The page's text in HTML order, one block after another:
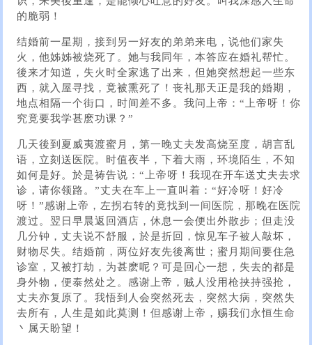
的脆弱！
结婚前一星期，接到另一好友的弟弟来电，说他们家失
火，他姊姊被烧死了。她与我同年，本答应在婚礼帮忙。
後来才知道，失火时全家逃了出来，但她突然想起一些东
西，就入屋寻找，竟被熏死了！丧礼那天正是我的婚期，
地点相隔一个街口，时间差不多。我问上帝：“上帝呀！你
究竟要我学甚麽功课？”
几天後到夏威夷渡蜜月，第一晚丈夫发高烧至度，胡言乱
语，立刻送医院。时值夜半，下着大雨，环境陌生，不知
如何是好。於是祷告说：“上帝呀！我现在开车送丈夫去求
诊，请你领路。”丈夫在车上一直叫着：“好冷呀！好冷
呀！”感谢上帝，左拐右转的竟找到一间医院，那晚在医院
渡过。翌日早晨返回酒店，休息一会便出外散步；但走没
几分钟，丈夫说不舒服，於是折回，惊见车子被人敲坏，
财物尽失。结婚前，两位好友先後离世；蜜月期间要住急
诊室，又被打劫，为甚麽呢？可是回心一想，失去的都是
身外物，便泰然处之。感谢上帝，贼人没用枪挟持强抢，
丈夫亦复原了。我悟到人会突然死去，突然大病，突然失
去所有，人生是如此莫测！但感谢上帝，赐我们永恒生命
丶属天盼望！